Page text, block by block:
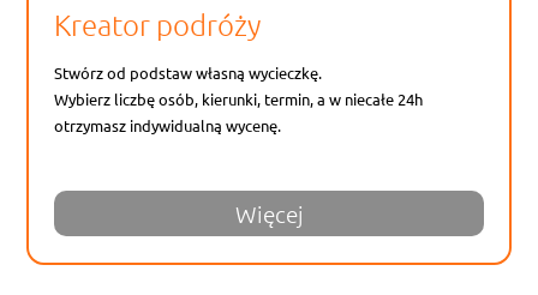
Kreator podróży
Stwórz od podstaw własną wycieczkę.
Wybierz liczbę osób, kierunki, termin, a w niecałe 24h
otrzymasz indywidualną wycenę.
Więcej